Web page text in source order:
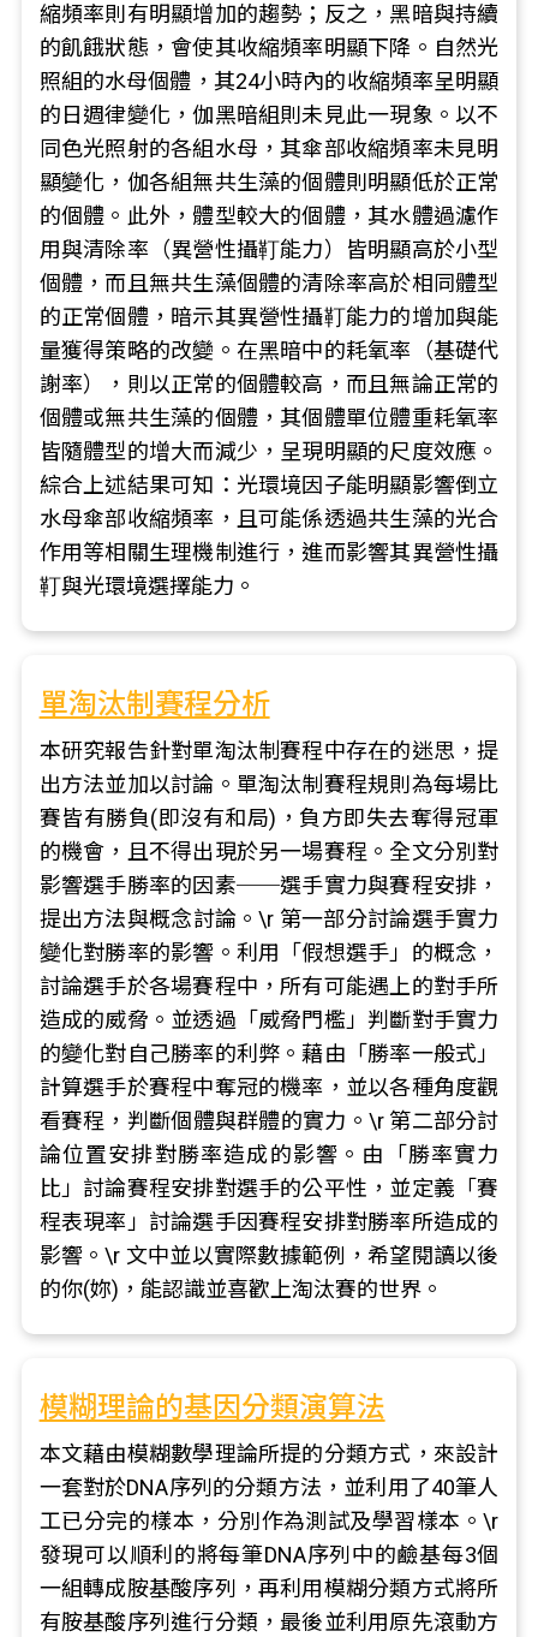
縮頻率則有明顯增加的趨勢；反之，黑暗與持續
的飢餓狀態，會使其收縮頻率明顯下降。自然光
照組的水母個體，其24小時內的收縮頻率呈明顯
的日週律變化，伽黑暗組則未見此一現象。以不
同色光照射的各組水母，其傘部收縮頻率未見明
顯變化，伽各組無共生藻的個體則明顯低於正常
的個體。此外，體型較大的個體，其水體過濾作
用與清除率（異營性攝靪能力）皆明顯高於小型
個體，而且無共生藻個體的清除率高於相同體型
的正常個體，暗示其異營性攝靪能力的增加與能
量獲得策略的改變。在黑暗中的耗氧率（基礎代
謝率），則以正常的個體較高，而且無論正常的
個體或無共生藻的個體，其個體單位體重耗氧率
皆隨體型的增大而減少，呈現明顯的尺度效應。
綜合上述結果可知：光環境因子能明顯影響倒立
水母傘部收縮頻率，且可能係透過共生藻的光合
作用等相關生理機制進行，進而影響其異營性攝
靪與光環境選擇能力。
單淘汰制賽程分析
本研究報告針對單淘汰制賽程中存在的迷思，提
出方法並加以討論。單淘汰制賽程規則為每場比
賽皆有勝負(即沒有和局)，負方即失去奪得冠軍
的機會，且不得出現於另一場賽程。全文分別對
影響選手勝率的因素──選手實力與賽程安排，
提出方法與概念討論。\r 第一部分討論選手實力
變化對勝率的影響。利用「假想選手」的概念，
討論選手於各場賽程中，所有可能遇上的對手所
造成的威脅。並透過「威脅門檻」判斷對手實力
的變化對自己勝率的利弊。藉由「勝率一般式」
計算選手於賽程中奪冠的機率，並以各種角度觀
看賽程，判斷個體與群體的實力。\r 第二部分討
論位置安排對勝率造成的影響。由「勝率實力
比」討論賽程安排對選手的公平性，並定義「賽
程表現率」討論選手因賽程安排對勝率所造成的
影響。\r 文中並以實際數據範例，希望閱讀以後
的你(妳)，能認識並喜歡上淘汰賽的世界。
模糊理論的基因分類演算法
本文藉由模糊數學理論所提的分類方式，來設計
一套對於DNA序列的分類方法，並利用了40筆人
工已分完的樣本，分別作為測試及學習樣本。\r
發現可以順利的將每筆DNA序列中的鹼基每3個
一組轉成胺基酸序列，再利用模糊分類方式將所
有胺基酸序列進行分類，最後並利用原先滾動方